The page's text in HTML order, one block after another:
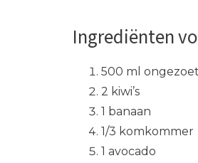
Ingrediënten
500 ml
2 kiwi’s
1 banaan
1/3 komkommer
1 avocado